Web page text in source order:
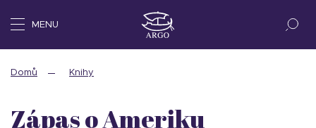
MENU
Domů Knihy
Zápas o Ameriku